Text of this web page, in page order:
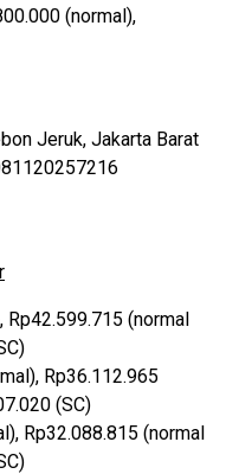
(normal),
Jeruk, Jakarta Barat
Rp42.599.715 (normal
Rp36.112.965
(SC)
Rp32.088.815 (normal